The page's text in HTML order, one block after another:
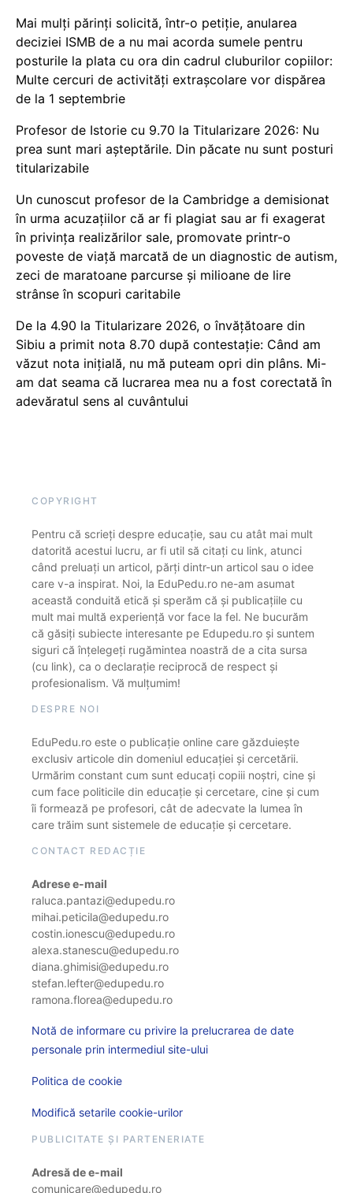
Mai mulți părinți solicită, într-o petiție, anularea
deciziei ISMB de a nu mai acorda sumele pentru
posturile la plata cu ora din cadrul cluburilor copiilor:
Multe cercuri de activități extrașcolare vor dispărea
de la 1 septembrie
Profesor de Istorie cu 9.70 la Titularizare 2026: Nu
prea sunt mari așteptările. Din păcate nu sunt posturi
titularizabile
Un cunoscut profesor de la Cambridge a demisionat
în urma acuzațiilor că ar fi plagiat sau ar fi exagerat
în privința realizărilor sale, promovate printr-o
poveste de viață marcată de un diagnostic de autism,
zeci de maratoane parcurse și milioane de lire
strânse în scopuri caritabile
De la 4.90 la Titularizare 2026, o învățătoare din
Sibiu a primit nota 8.70 după contestație: Când am
văzut nota inițială, nu mă puteam opri din plâns. Mi-
am dat seama că lucrarea mea nu a fost corectată în
adevăratul sens al cuvântului
COPYRIGHT
Pentru că scrieți despre educație, sau cu atât mai mult
datorită acestui lucru, ar fi util să citați cu link, atunci
când preluați un articol, părți dintr-un articol sau o idee
care v-a inspirat. Noi, la EduPedu.ro ne-am asumat
această conduită etică și sperăm că și publicațiile cu
mult mai multă experiență vor face la fel. Ne bucurăm
că găsiți subiecte interesante pe Edupedu.ro și suntem
siguri că înțelegeți rugămintea noastră de a cita sursa
(cu link), ca o declarație reciprocă de respect și
profesionalism. Vă mulțumim!
DESPRE NOI
EduPedu.ro este o publicație online care găzduiește
exclusiv articole din domeniul educației și cercetării.
Urmărim constant cum sunt educați copiii noștri, cine și
cum face politicile din educație și cercetare, cine și cum
îi formează pe profesori, cât de adecvate la lumea în
care trăim sunt sistemele de educație și cercetare.
CONTACT REDACȚIE
Adrese e-mail
raluca.pantazi@edupedu.ro
mihai.peticila@edupedu.ro
costin.ionescu@edupedu.ro
alexa.stanescu@edupedu.ro
diana.ghimisi@edupedu.ro
stefan.lefter@edupedu.ro
ramona.florea@edupedu.ro
Notă de informare cu privire la prelucrarea de date
personale prin intermediul site-ului
Politica de cookie
Modifică setarile cookie-urilor
PUBLICITATE ȘI PARTENERIATE
Adresă de e-mail
comunicare@edupedu.ro